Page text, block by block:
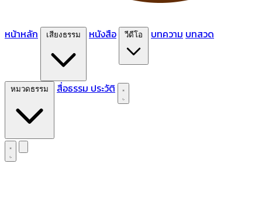
หน้าหลัก หนังสือ บทความ บทสวด
สื่อธรรม ประวัติ